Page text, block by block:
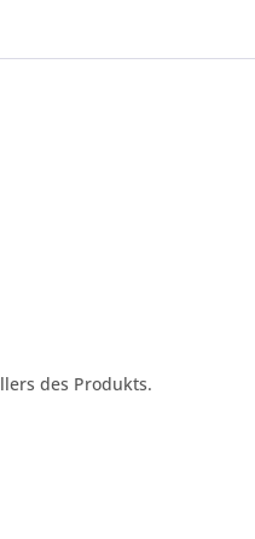
des Produkts.